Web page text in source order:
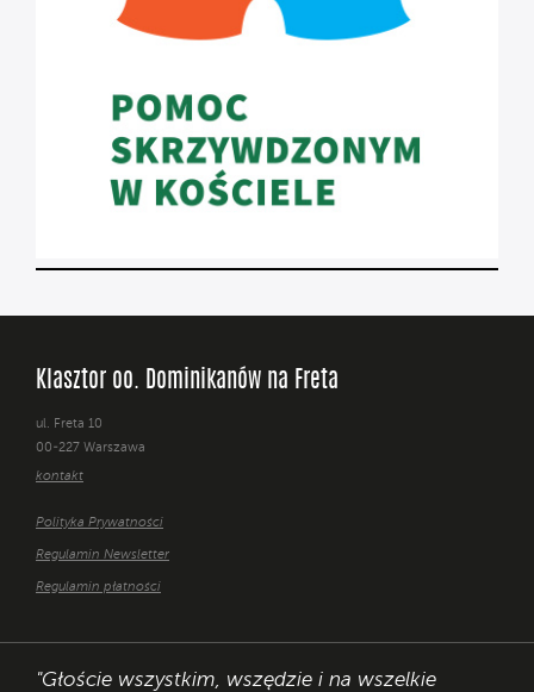
Klasztor oo. Dominikanów na Freta
ul. Freta 10
00-227 Warszawa
kontakt
Polityka Prywatności
Regulamin Newsletter
Regulamin płatności
"Głoście wszystkim, wszędzie i na wszelkie